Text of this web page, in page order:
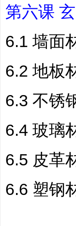
第六课
6.1 墙面
6.2 地板
6.3 不锈
6.4 玻璃
6.5 皮革
6.6 塑钢